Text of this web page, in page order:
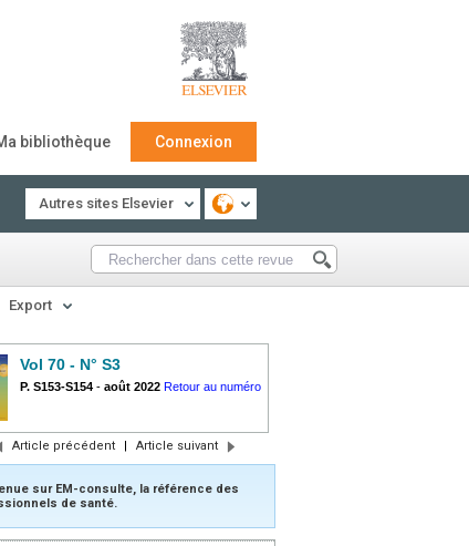
bibliothèque Connexion
Autres sites Elsevier
Export
Vol 70 - N° S3
P. S153-S154 - août 2022 Retour au numéro
Article précédent | Article suivant
sur EM-consulte, la référence des
de santé.